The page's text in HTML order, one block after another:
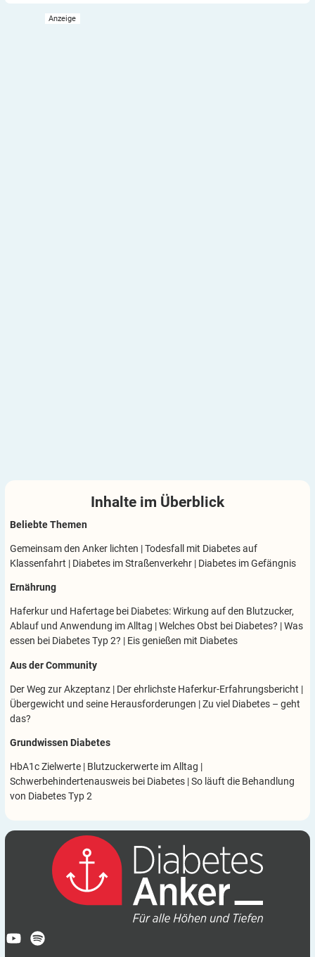
Inhalte im Überblick
Beliebte Themen
Gemeinsam den Anker lichten |Todesfall mit Diabetes auf
Klassenfahrt | Diabetes im Straßenverkehr | Diabetes im Gefängnis
Ernährung
Haferkur und Hafertage bei Diabetes: Wirkung auf den Blutzucker,
Ablauf und Anwendung im Alltag |Welches Obst bei Diabetes? |Was
essen bei Diabetes Typ 2? | Eis genießen mit Diabetes
Aus der Community
Der Weg zur Akzeptanz | Der ehrlichste Haferkur-Erfahrungsbericht |
Übergewicht und seine Herausforderungen |Zu viel Diabetes – geht
das?
Grundwissen Diabetes
HbA1c Zielwerte | Blutzuckerwerte im Alltag |
Schwerbehindertenausweis bei Diabetes |So läuft die Behandlung
von Diabetes Typ 2